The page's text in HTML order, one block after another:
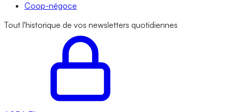
Coop-négoce
Tout l'historique de vos newsletters quotidiennes